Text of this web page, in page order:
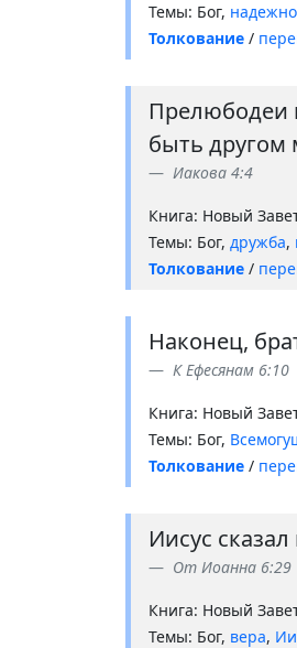
Темы: Бог,
Толкование /
Прелюбодеи
быть другом
Иакова 4:4
Книга: Новый
Темы: Бог, дружба,
Толкование /
Наконец,
К Ефесянам 6:10
Книга: Новый
Темы: Бог,
Толкование /
Иисус
От Иоанна 6:29
Книга: Новый
Темы: Бог, вера,